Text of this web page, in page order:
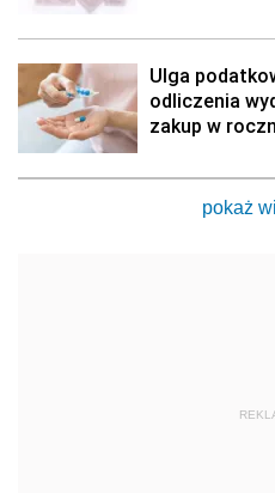
Ulga
odliczenia
zakup w
pokaż